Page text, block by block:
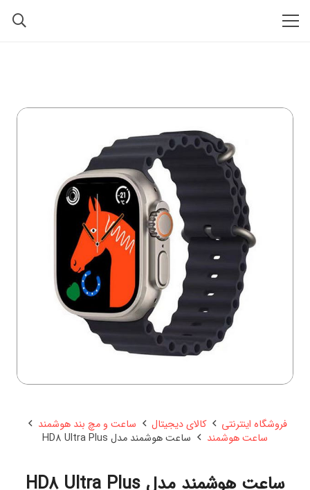
فروشگاه اینترنتی کالای دیجیتال
ساعت و مچ بند هوشمند
ساعت هوشمند
ساعت هوشمند مدل HD8 Ultra Plus
ساعت هوشمند مدل HD8 Ultra Plus